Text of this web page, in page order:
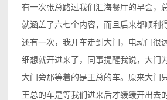
有一次张总路过我们汇海餐厅的早会，
就涵盖了六七个内容，而且后来都顺利
还有一次，我开车走到大门，电动门很
细想就开进来了，同事提醒我说，大门
大门旁那等着的是王总的车。原来大门
王总的车是等我们进来后才缓缓开出去的